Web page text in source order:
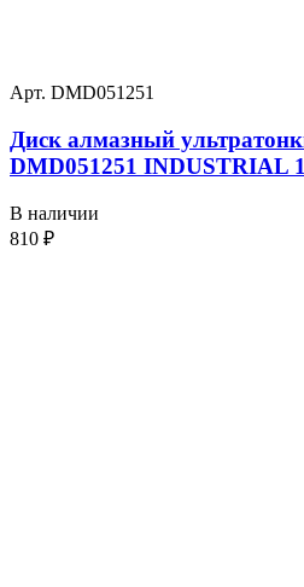
Арт. DMD051251
Диск алмазный
DMD051251 INDUSTRIAL
В наличии
810 ₽